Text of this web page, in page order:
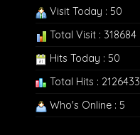
Visit Today : 50
Total Visit : 318684
Hits Today : 50
Total Hits : 2126433
Who's Online : 5